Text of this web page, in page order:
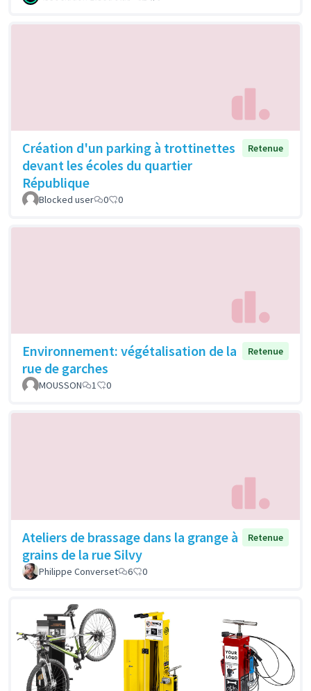
Création d'un parking à trottinettes
devant les écoles du quartier
République
Retenue
Blocked user 0 0
Environnement: végétalisation de la
rue de garches
Retenue
MOUSSON 1 0
Ateliers de brassage dans la grange à
grains de la rue Silvy
Retenue
Philippe Converset 6 0